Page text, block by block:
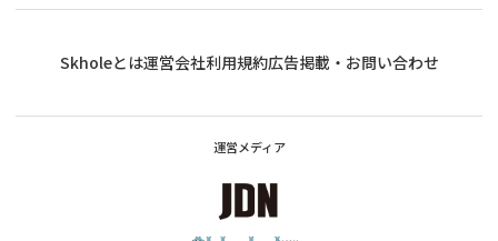
Skholeとは運営会社利用規約広告掲載・お問い合わせ
運営メディア